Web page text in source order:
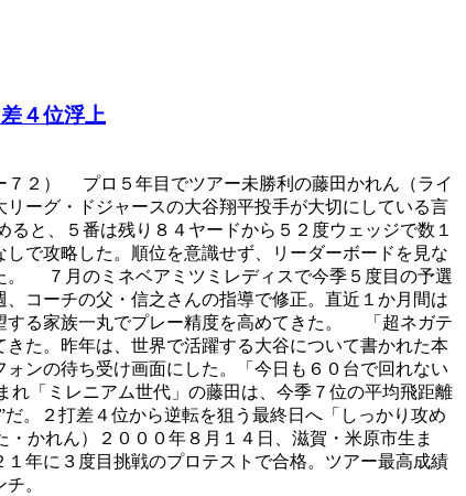
４位浮上
２） プロ５年目でツアー未勝利の藤田かれん（ライ
ーグ・ドジャースの大谷翔平投手が大切にしている言
と、５番は残り８４ヤードから５２度ウェッジで数１
で攻略した。順位を意識せず、リーダーボードを見な
。 ７月のミネベアミツミレディスで今季５度目の予選
コーチの父・信之さんの指導で修正。直近１か月間は
する家族一丸でプレー精度を高めてきた。 「超ネガテ
た。昨年は、世界で活躍する大谷について書かれた本
ンの待ち受け画面にした。「今日も６０台で回れない
「ミレニアム世代」の藤田は、今季７位の平均飛距離
。２打差４位から逆転を狙う最終日へ「しっかり攻め
れん）２０００年８月１４日、滋賀・米原市生ま
年に３度目挑戦のプロテストで合格。ツアー最高成績
。